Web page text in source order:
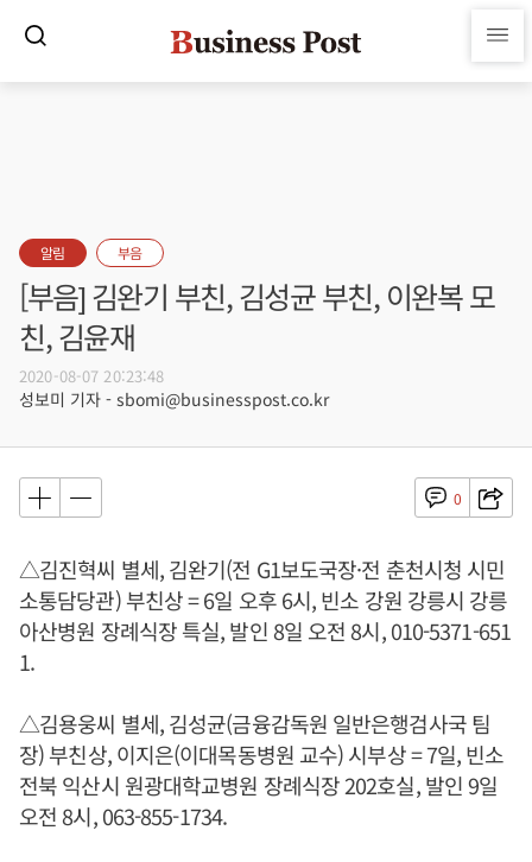
알림 부음
[부음] 김완기 부친, 김성균 부친, 이완복 모
친, 김윤재
2020-08-07 20:23:48
성보미 기자 - sbomi@businesspost.co.kr
0
△김진혁씨 별세, 김완기(전 G1보도국장·전 춘천시청 시민
소통담당관) 부친상 = 6일 오후 6시, 빈소 강원 강릉시 강릉
아산병원 장례식장 특실, 발인 8일 오전 8시, 010-5371-651
1.
△김용웅씨 별세, 김성균(금융감독원 일반은행검사국 팀
장) 부친상, 이지은(이대목동병원 교수) 시부상 = 7일, 빈소
전북 익산시 원광대학교병원 장례식장 202호실, 발인 9일
오전 8시, 063-855-1734.